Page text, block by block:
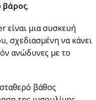
βάρος.
είναι μια συσκευή
σχεδιασμένη να κάνει
ανώδυνες με το
βάθος